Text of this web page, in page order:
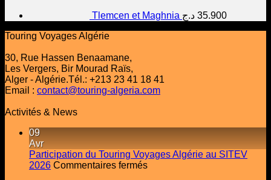
Tlemcen et Maghnia 35.900 د.ج
Touring Voyages Algérie
30, Rue Hassen Benaamane,
Les Vergers, Bir Mourad Raïs,
Alger - Algérie.Tél.: +213 23 41 18 41
Email : contact@touring-algeria.com
Activités & News
09
Avr
Participation du Touring Voyages Algérie au SITEV
2026 Commentaires ferméssur